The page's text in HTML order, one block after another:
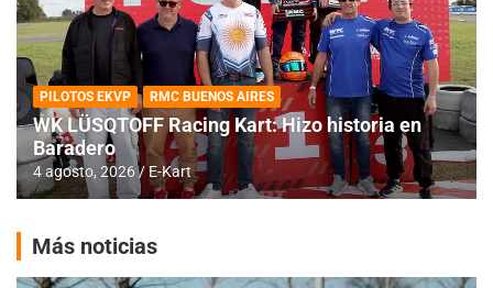
PILOTOS EKVP RMC BUENOS AIRES
WK LÜSQTOFF Racing Kart: Hizo historia en
Baradero
4 agosto, 2026 E-Kart
Más noticias